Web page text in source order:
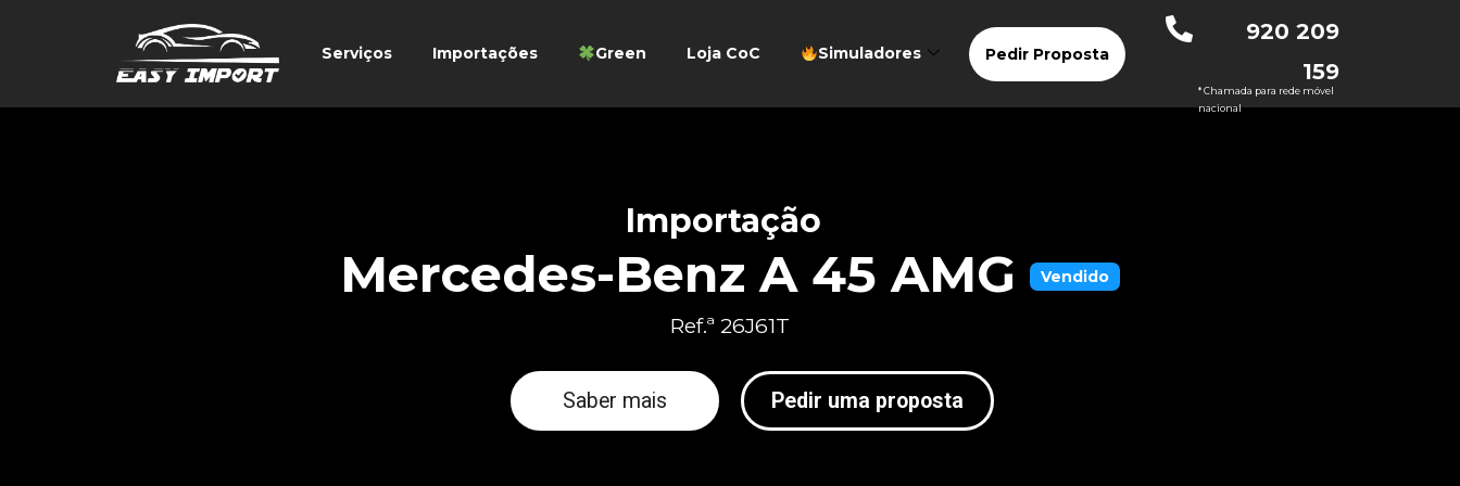
Serviços Importações Green Loja CoC Simuladores Pedir Proposta
920 209
159
* Chamada para rede móvel
nacional
Importação
Mercedes-Benz A 45 AMG Vendido
Ref.ª 26J61T
Saber mais Pedir uma proposta